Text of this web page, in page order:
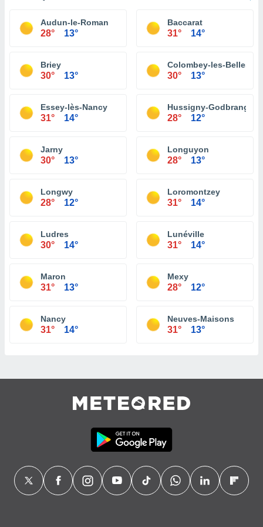
Audun-le-Roman
28° 13°
Baccarat
31° 14°
Briey
30° 13°
Colombey-les-Belles
30° 13°
Essey-lès-Nancy
31° 14°
Hussigny-Godbrange
28° 12°
Jarny
30° 13°
Longuyon
28° 13°
Longwy
28° 12°
Loromontzey
31° 14°
Ludres
30° 14°
Lunéville
31° 14°
Maron
31° 13°
Mexy
28° 12°
Nancy
31° 14°
Neuves-Maisons
31° 13°